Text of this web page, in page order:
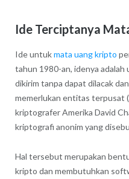
Ide Terciptanya
Ide untukmata uang kripto
tahun 1980-an, idenya
dikirim tanpa dapat dilacak
memerlukan entitas terpusat
kriptografer Amerika David
kriptografi anonim yang
Hal tersebut merupakan
kripto dan membutuhkan